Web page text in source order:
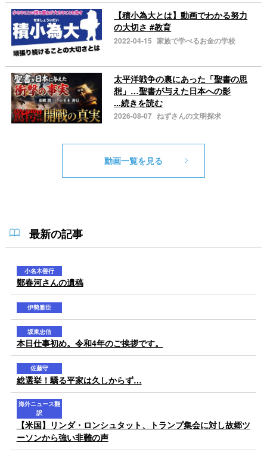
【積小為大とは】動画でわかる努力
の大切さ #教育
2022-04-15 家族で学べるお金の学校
太平洋戦争の裏にあった「聖書の思
想」…聖書が与えた日本への影
...続きを読む
2026-08-07 ねずさんの文明探求
動画一覧を見る
最新の記事